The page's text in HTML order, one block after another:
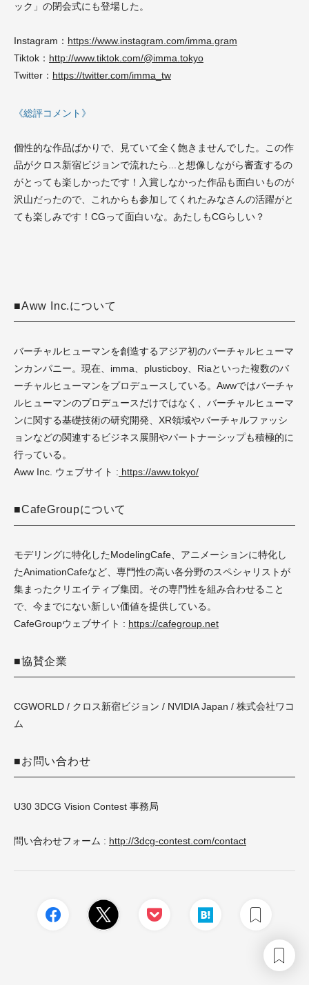
ック」の閉会式にも登場した。
Instagram： https://www.instagram.com/imma.gram
Tiktok： http://www.tiktok.com/@imma.tokyo
Twitter： https://twitter.com/imma_tw
《総評コメント》
個性的な作品ばかりで、見ていて全く飽きませんでした。この作
品がクロス新宿ビジョンで流れたら...と想像しながら審査するの
がとっても楽しかったです！入賞しなかった作品も面白いものが
沢山だったので、これからも参加してくれたみなさんの活躍がと
ても楽しみです！CGって面白いな。あたしもCGらしい？
■Aww Inc.について
バーチャルヒューマンを創造するアジア初のバーチャルヒューマ
ンカンパニー。現在、imma、plusticboy、Riaといった複数のバ
ーチャルヒューマンをプロデュースしている。Awwではバーチャ
ルヒューマンのプロデュースだけではなく、バーチャルヒューマ
ンに関する基礎技術の研究開発、XR領域やバーチャルファッシ
ョンなどの関連するビジネス展開やパートナーシップも積極的に
行っている。
Aww Inc. ウェブサイト : https://aww.tokyo/
■CafeGroupについて
モデリングに特化したModelingCafe、アニメーションに特化し
たAnimationCafeなど、専門性の高い各分野のスペシャリストが
集まったクリエイティブ集団。その専門性を組み合わせること
で、今までにない新しい価値を提供している。
CafeGroupウェブサイト : https://cafegroup.net
■協賛企業
CGWORLD / クロス新宿ビジョン / NVIDIA Japan / 株式会社ワコ
ム
■お問い合わせ
U30 3DCG Vision Contest 事務局
問い合わせフォーム : http://3dcg-contest.com/contact